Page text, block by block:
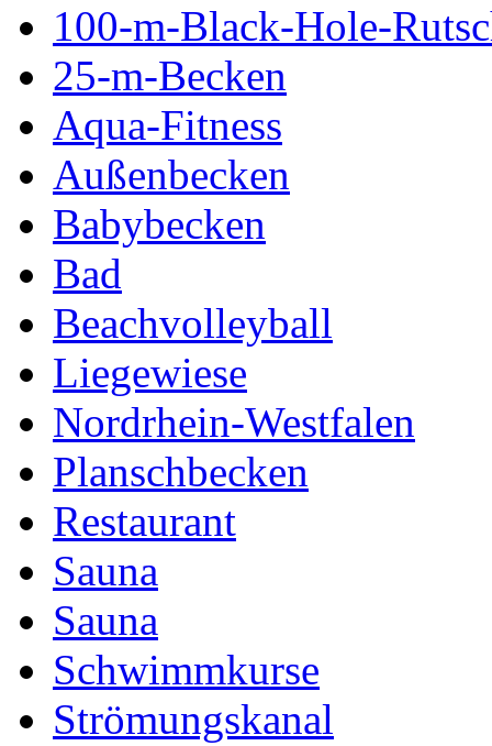
100-m-Black-Hole-
25-m-Becken
Aqua-Fitness
Außenbecken
Babybecken
Bad
Beachvolleyball
Liegewiese
Nordrhein-Westfalen
Planschbecken
Restaurant
Sauna
Sauna
Schwimmkurse
Strömungskanal